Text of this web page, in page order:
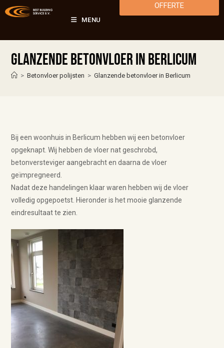
MENU
OFFERTE
Glanzende betonvloer in Berlicum
> Betonvloer polijsten > Glanzende betonvloer in Berlicum
Bij een woonhuis in Berlicum hebben wij een betonvloer
opgeknapt.Wij hebben de vloer nat geschrobd,
betonversteviger aangebracht en daarna de vloer
geïmpregneerd.
Nadat deze handelingen klaar waren hebben wij de vloer
volledig opgepoetst. Hieronder is het mooie glanzende
eindresultaat te zien.